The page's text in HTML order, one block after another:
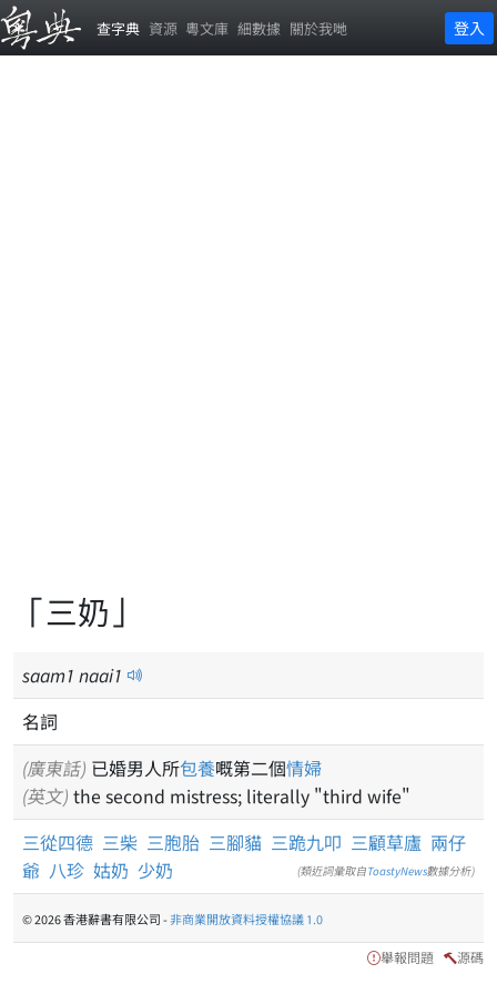
查字典 資源 粵文庫 細數據 關於我哋 登入
「三奶」
saam1 naai1
名詞
(廣東話) 已婚男人所包養嘅第二個情婦
(英文) the second mistress; literally "third wife"
三從四德 三柴 三胞胎 三腳貓 三跪九叩 三顧草廬 兩仔
爺 八珍 姑奶 少奶 (類近詞彙取自ToastyNews數據分析)
© 2026 香港辭書有限公司 -非商業開放資料授權協議 1.0
舉報問題 源碼